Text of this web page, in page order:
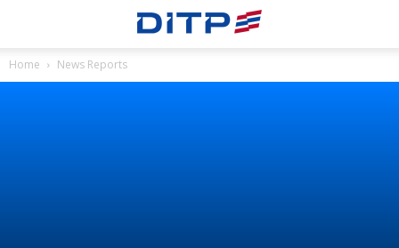
Home News Reports